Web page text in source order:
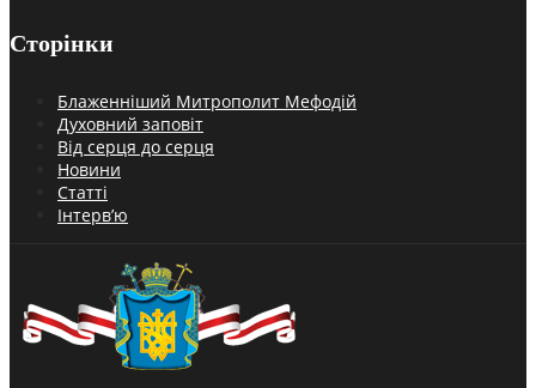
Сторінки
Блаженніший Митрополит Мефодій
Духовний заповіт
Від серця до серця
Новини
Статті
Інтерв’ю